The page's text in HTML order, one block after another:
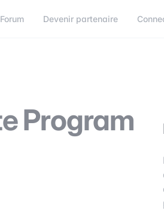
Forum Devenir partenaire
Program